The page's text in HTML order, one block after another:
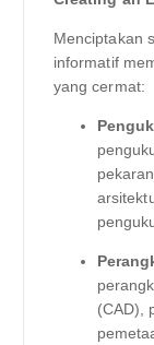
Menciptakan
informatif
yang cermat:
(CAD),